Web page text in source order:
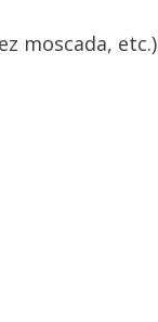
moscada, etc.)